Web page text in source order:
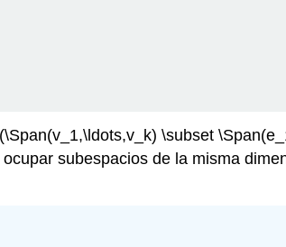
\subset
subespacios de la misma